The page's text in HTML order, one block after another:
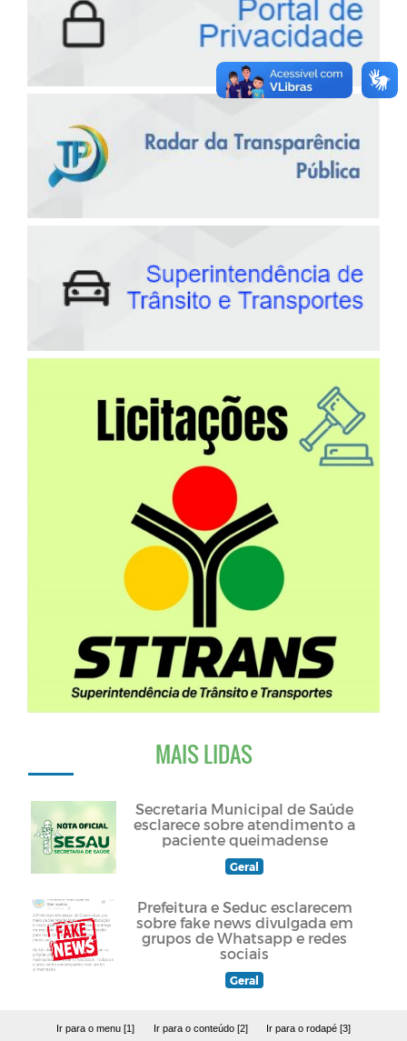
MAIS LIDAS
Secretaria Municipal de Saúde
esclarece sobre atendimento a
paciente queimadense
Geral
Prefeitura e Seduc esclarecem
sobre fake news divulgada em
grupos de Whatsapp e redes
sociais
Geral
Ir para o menu [1] Ir para o conteúdo [2] Ir para o rodapé [3]